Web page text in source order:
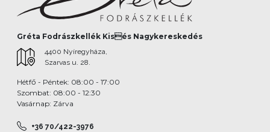
Gréta Fodrászkellék Kisés Nagykereskedés
4400 Nyíregyháza,
Szarvas u. 28.
Hétfő - Péntek: 08:00 - 17:00
Szombat: 08:00 - 12:30
Vasárnap: Zárva
+36 70/422-3976